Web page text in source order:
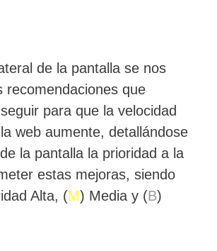
de la pantalla se nos
recomendaciones que
para que la velocidad
web aumente, detallándose
la pantalla la prioridad a la
estas mejoras, siendo
Alta, (M) Media y (B)